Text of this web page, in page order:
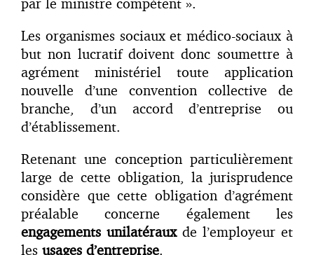
Les organismes sociaux et médico-sociaux à
but non lucratif doivent donc soumettre à
agrément ministériel toute application
nouvelle d’une convention collective de
branche, d’un accord d’entreprise ou
d’établissement.
Retenant une conception particulièrement
large de cette obligation, la jurisprudence
considère que cette obligation d’agrément
préalable concerne également les
engagements unilatérauxde l’employeur et
les usages d’entreprise.